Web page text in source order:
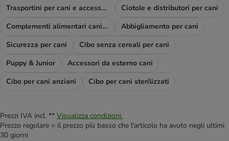
Trasportini per cani e accessori viaggio
Ciotole e distributori per cani
Complementi alimentari cani e diete
Abbigliamento per cani
Sicurezza per cani
Cibo senza cereali per cani
Puppy & Junior
Accessori da esterno cani
Cibo per cani anziani
Cibo per cani sterilizzati
Prezzi IVA incl. ** Visualizza condizioni.
Prezzo regolare = il prezzo più basso che l'articolo ha avuto negli ultimi
30 giorni